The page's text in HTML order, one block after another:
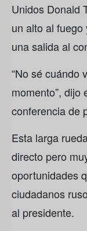
Unidos Donald
un alto al
una salida al
“No sé cuándo
momento”, dijo
conferencia de
Esta larga
directo pero
oportunidades
ciudadanos
al presidente.